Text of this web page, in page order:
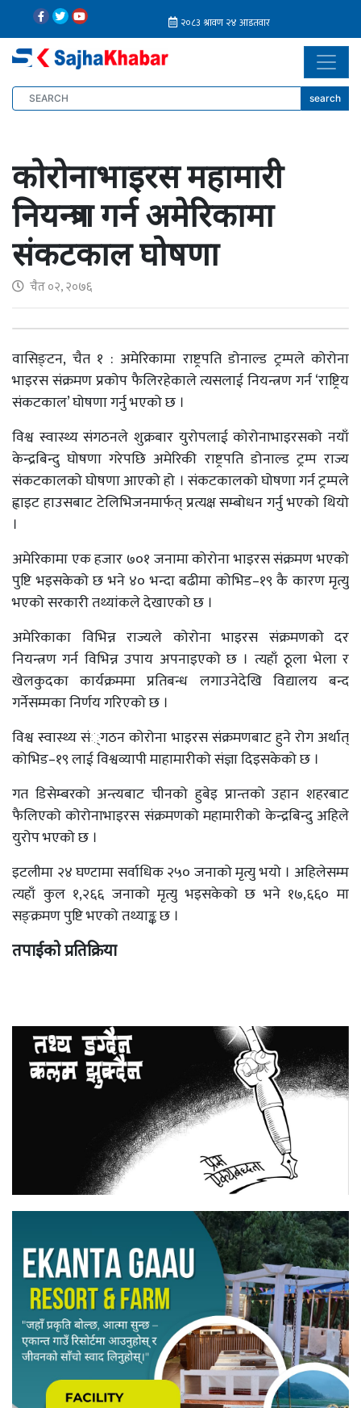
search
कोरोनाभाइरस महामारी
नियन्त्रण गर्न अमेरिकामा
संकटकाल घोषणा
चैत ०२, २०७६
वासिङ्टन, चैत १ : अमेरिकामा राष्ट्रपति डोनाल्ड ट्रम्पले कोरोना
भाइरस संक्रमण प्रकोप फैलिरहेकाले त्यसलाई नियन्त्रण गर्न ‘राष्ट्रिय
संकटकाल’ घोषणा गर्नु भएको छ ।
विश्व स्वास्थ्य संगठनले शुक्रबार युरोपलाई कोरोनाभाइरसको नयाँ
केन्द्रबिन्दु घोषणा गरेपछि अमेरिकी राष्ट्रपति डोनाल्ड ट्रम्प राज्य
संकटकालको घोषणा आएको हो । संकटकालको घोषणा गर्न ट्रम्पले
ह्वाइट हाउसबाट टेलिभिजनमार्फत् प्रत्यक्ष सम्बोधन गर्नु भएको थियो
।
अमेरिकामा एक हजार ७०१ जनामा कोरोना भाइरस संक्रमण भएको
पुष्टि भइसकेको छ भने ४० भन्दा बढीमा कोभिड–१९ कै कारण मृत्यु
भएको सरकारी तथ्यांकले देखाएको छ ।
अमेरिकाका विभिन्न राज्यले कोरोना भाइरस संक्रमणको दर
नियन्त्रण गर्न विभिन्न उपाय अपनाइएको छ । त्यहाँ ठूला भेला र
खेलकुदका कार्यक्रममा प्रतिबन्ध लगाउनेदेखि विद्यालय बन्द
गर्नेसम्मका निर्णय गरिएको छ ।
विश्व स्वास्थ्य सं्गठन कोरोना भाइरस संक्रमणबाट हुने रोग अर्थात्
कोभिड–१९ लाई विश्वव्यापी माहामारीको संज्ञा दिइसकेको छ ।
गत डिसेम्बरको अन्त्यबाट चीनको हुबेइ प्रान्तको उहान शहरबाट
फैलिएको कोरोनाभाइरस संक्रमणको महामारीको केन्द्रबिन्दु अहिले
युरोप भएको छ ।
इटलीमा २४ घण्टामा सर्वाधिक २५० जनाको मृत्यु भयो । अहिलेसम्म
त्यहाँ कुल १,२६६ जनाको मृत्यु भइसकेको छ भने १७,६६० मा
सङ्क्रमण पुष्टि भएको तथ्याङ्क छ ।
तपाईको प्रतिक्रिया